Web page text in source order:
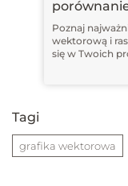
Poznaj
wektorową i
się w Twoich
Tagi
grafika wektorowa